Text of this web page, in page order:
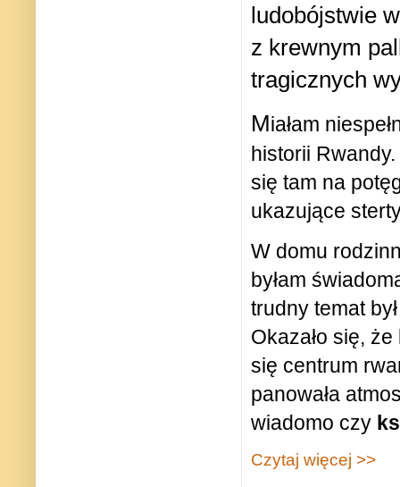
ludobójstwie
z krewnym
tragicznych
Miałam
historii
się tam na
ukazujące
W domu
byłam
trudny temat
Okazało się,
się centrum
panowała
wiadomo czy
Czytaj więcej >>